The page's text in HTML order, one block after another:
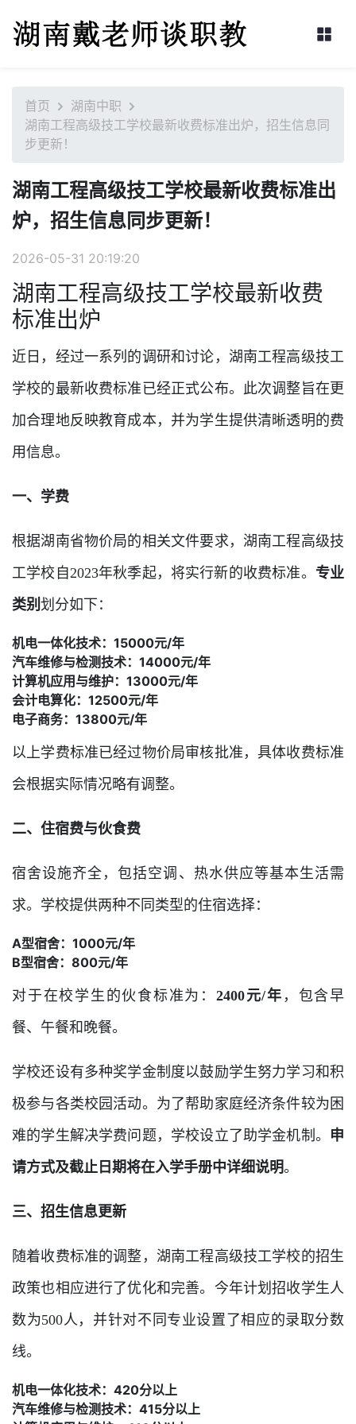
首页
湖南中职
湖南工程高级技工学校最新收费标准出炉，招生信息同
步更新！
湖南工程高级技工学校最新收费标准出
炉，招生信息同步更新！
2026-05-31 20:19:20
湖南工程高级技工学校最新收费
标准出炉
近日，经过一系列的调研和讨论，湖南工程高级技工
学校的最新收费标准已经正式公布。此次调整旨在更
加合理地反映教育成本，并为学生提供清晰透明的费
用信息。
一、学费
根据湖南省物价局的相关文件要求，湖南工程高级技
工学校自2023年秋季起，将实行新的收费标准。 专业
类别 划分如下：
机电一体化技术：15000元/年
汽车维修与检测技术：14000元/年
计算机应用与维护：13000元/年
会计电算化：12500元/年
电子商务：13800元/年
以上学费标准已经过物价局审核批准，具体收费标准
会根据实际情况略有调整。
二、住宿费与伙食费
宿舍设施齐全，包括空调、热水供应等基本生活需
求。学校提供两种不同类型的住宿选择：
A型宿舍：1000元/年
B型宿舍：800元/年
对于在校学生的伙食标准为： 2400元/年 ，包含早
餐、午餐和晚餐。
学校还设有多种奖学金制度以鼓励学生努力学习和积
极参与各类校园活动。为了帮助家庭经济条件较为困
难的学生解决学费问题，学校设立了助学金机制。 申
请方式及截止日期将在入学手册中详细说明。
三、招生信息更新
随着收费标准的调整，湖南工程高级技工学校的招生
政策也相应进行了优化和完善。今年计划招收学生人
数为500人，并针对不同专业设置了相应的录取分数
线。
机电一体化技术：420分以上
汽车维修与检测技术：415分以上